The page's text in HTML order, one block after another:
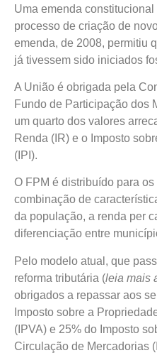
Uma emenda
processo de criação de
emenda, de 2008, permitiu
já tivessem sido iniciados
A União é obrigada pela
Fundo de Participação dos
um quarto dos valores
Renda (IR) e o Imposto
(IPI).
O FPM é distribuído para
combinação de
da população, a renda per
diferenciação entre
Pelo modelo atual, que
reforma tributária (leia mais
obrigados a repassar aos
Imposto sobre a
(IPVA) e 25% do Imposto
Circulação de Mercadorias